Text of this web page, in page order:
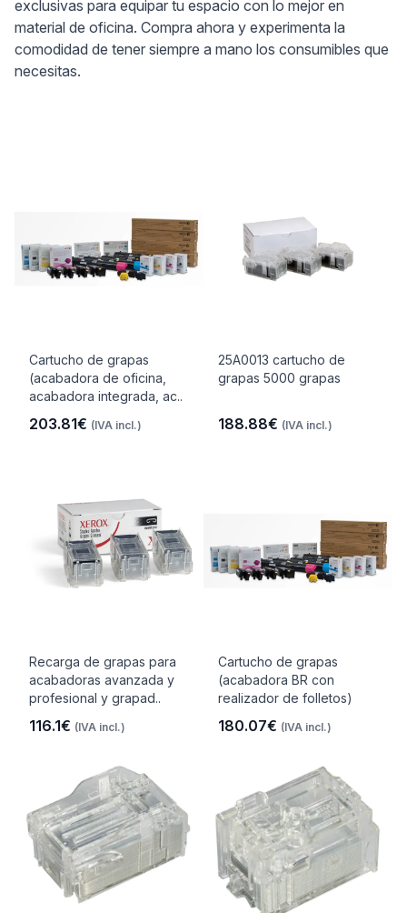
exclusivas para equipar tu espacio con lo mejor en
material de oficina. Compra ahora y experimenta la
comodidad de tener siempre a mano los consumibles que
necesitas.
Cartucho de grapas
(acabadora de oficina,
acabadora integrada, ac..
203.81€ (IVA incl.)
25A0013 cartucho de
grapas 5000 grapas
188.88€ (IVA incl.)
Recarga de grapas para
acabadoras avanzada y
profesional y grapad..
116.1€ (IVA incl.)
Cartucho de grapas
(acabadora BR con
realizador de folletos)
180.07€ (IVA incl.)